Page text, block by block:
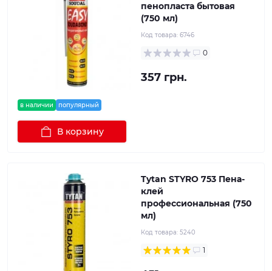
в наличии популярный
пенопласта бытовая
(750 мл)
Код товара: 6746
0
357 грн.
В корзину
Tytan STYRO 753 Пена-
клей
профессиональная (750
мл)
Код товара: 5240
1